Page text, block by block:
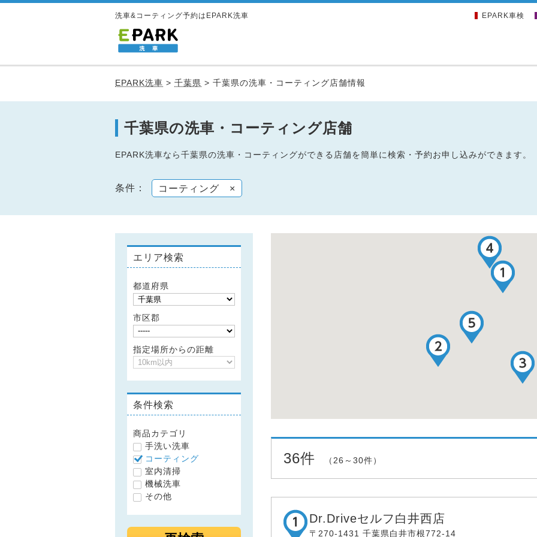
洗車&コーティング予約はEPARK洗車 EPARK車検
EPARK洗車 > 千葉県 > 千葉県の洗車・コーティング店舗情報
千葉県の洗車・コーティング店舗
EPARK洗車なら千葉県の洗車・コーティングができる店舗を簡単に検索・予約お申し込みができます。
条件： コーティング ×
エリア検索
都道府県
市区郡
指定場所からの距離
条件検索
商品カテゴリ
手洗い洗車
コーティング
室内清掃
機械洗車
その他
36件 （26～30件）
Dr.Driveセルフ白井西店
〒270-1431 千葉県白井市根772-14